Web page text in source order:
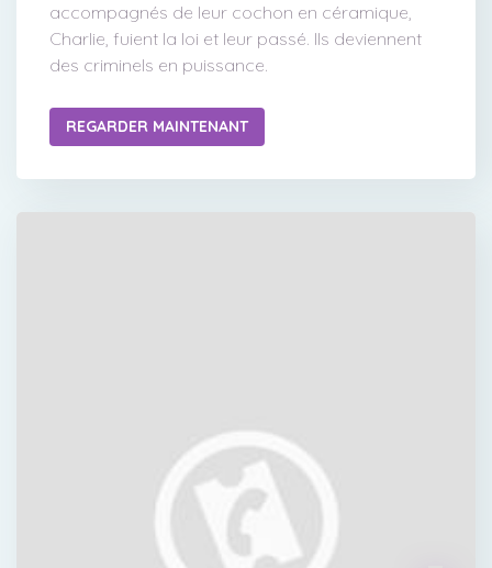
accompagnés de leur cochon en céramique,
Charlie, fuient la loi et leur passé. Ils deviennent
des criminels en puissance.
REGARDER MAINTENANT